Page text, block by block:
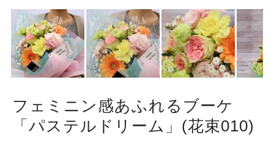
フェミニン感あふれるブーケ
「パステルドリーム」(花束010)